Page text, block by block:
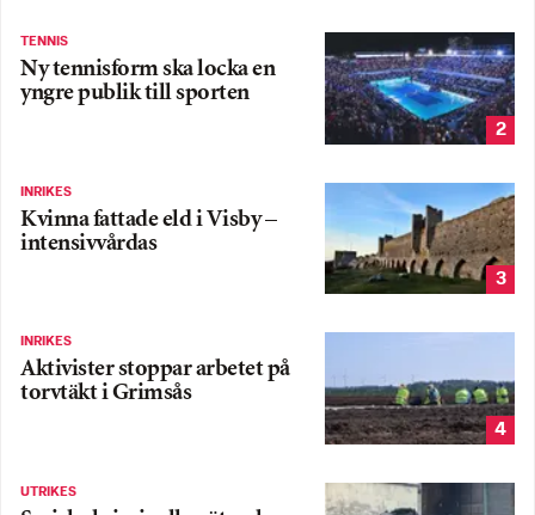
TENNIS
Ny tennisform ska locka en
yngre publik till sporten
2
INRIKES
Kvinna fattade eld i Visby –
intensivvårdas
3
INRIKES
Aktivister stoppar arbetet på
torvtäkt i Grimsås
4
UTRIKES